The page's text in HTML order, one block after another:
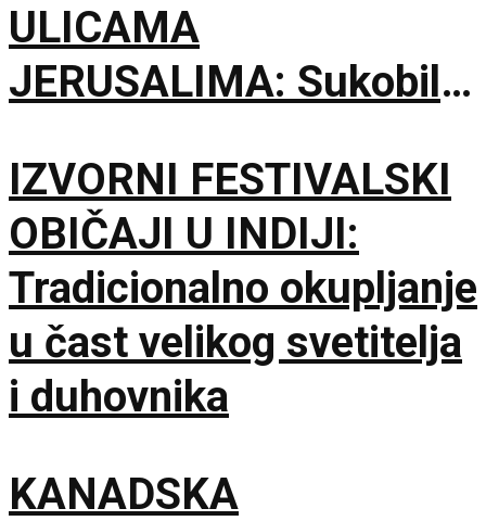
ULICAMA
JERUSALIMA: Sukobili
demonstranti, građani i
policija zbog rada kafića
subotom
IZVORNI FESTIVALSKI
OBIČAJI U INDIJI:
Tradicionalno okupljanje
u čast velikog svetitelja
i duhovnika
KANADSKA